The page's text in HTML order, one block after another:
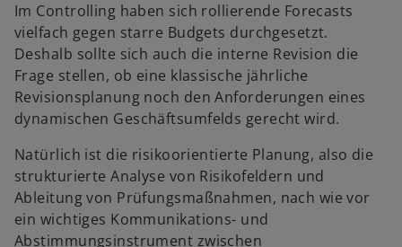
e
g
s
t
e
r
Im Controlling haben sich rollierende Forecasts
vielfach gegen starre Budgets durchgesetzt.
Deshalb sollte sich auch die interne Revision die
Frage stellen, ob eine klassische jährliche
Revisionsplanung noch den Anforderungen eines
dynamischen Geschäftsumfelds gerecht wird.
Natürlich ist die risikoorientierte Planung, also die
strukturierte Analyse von Risikofeldern und
Ableitung von Prüfungsmaßnahmen, nach wie vor
ein wichtiges Kommunikations- und
Abstimmungsinstrument zwischen